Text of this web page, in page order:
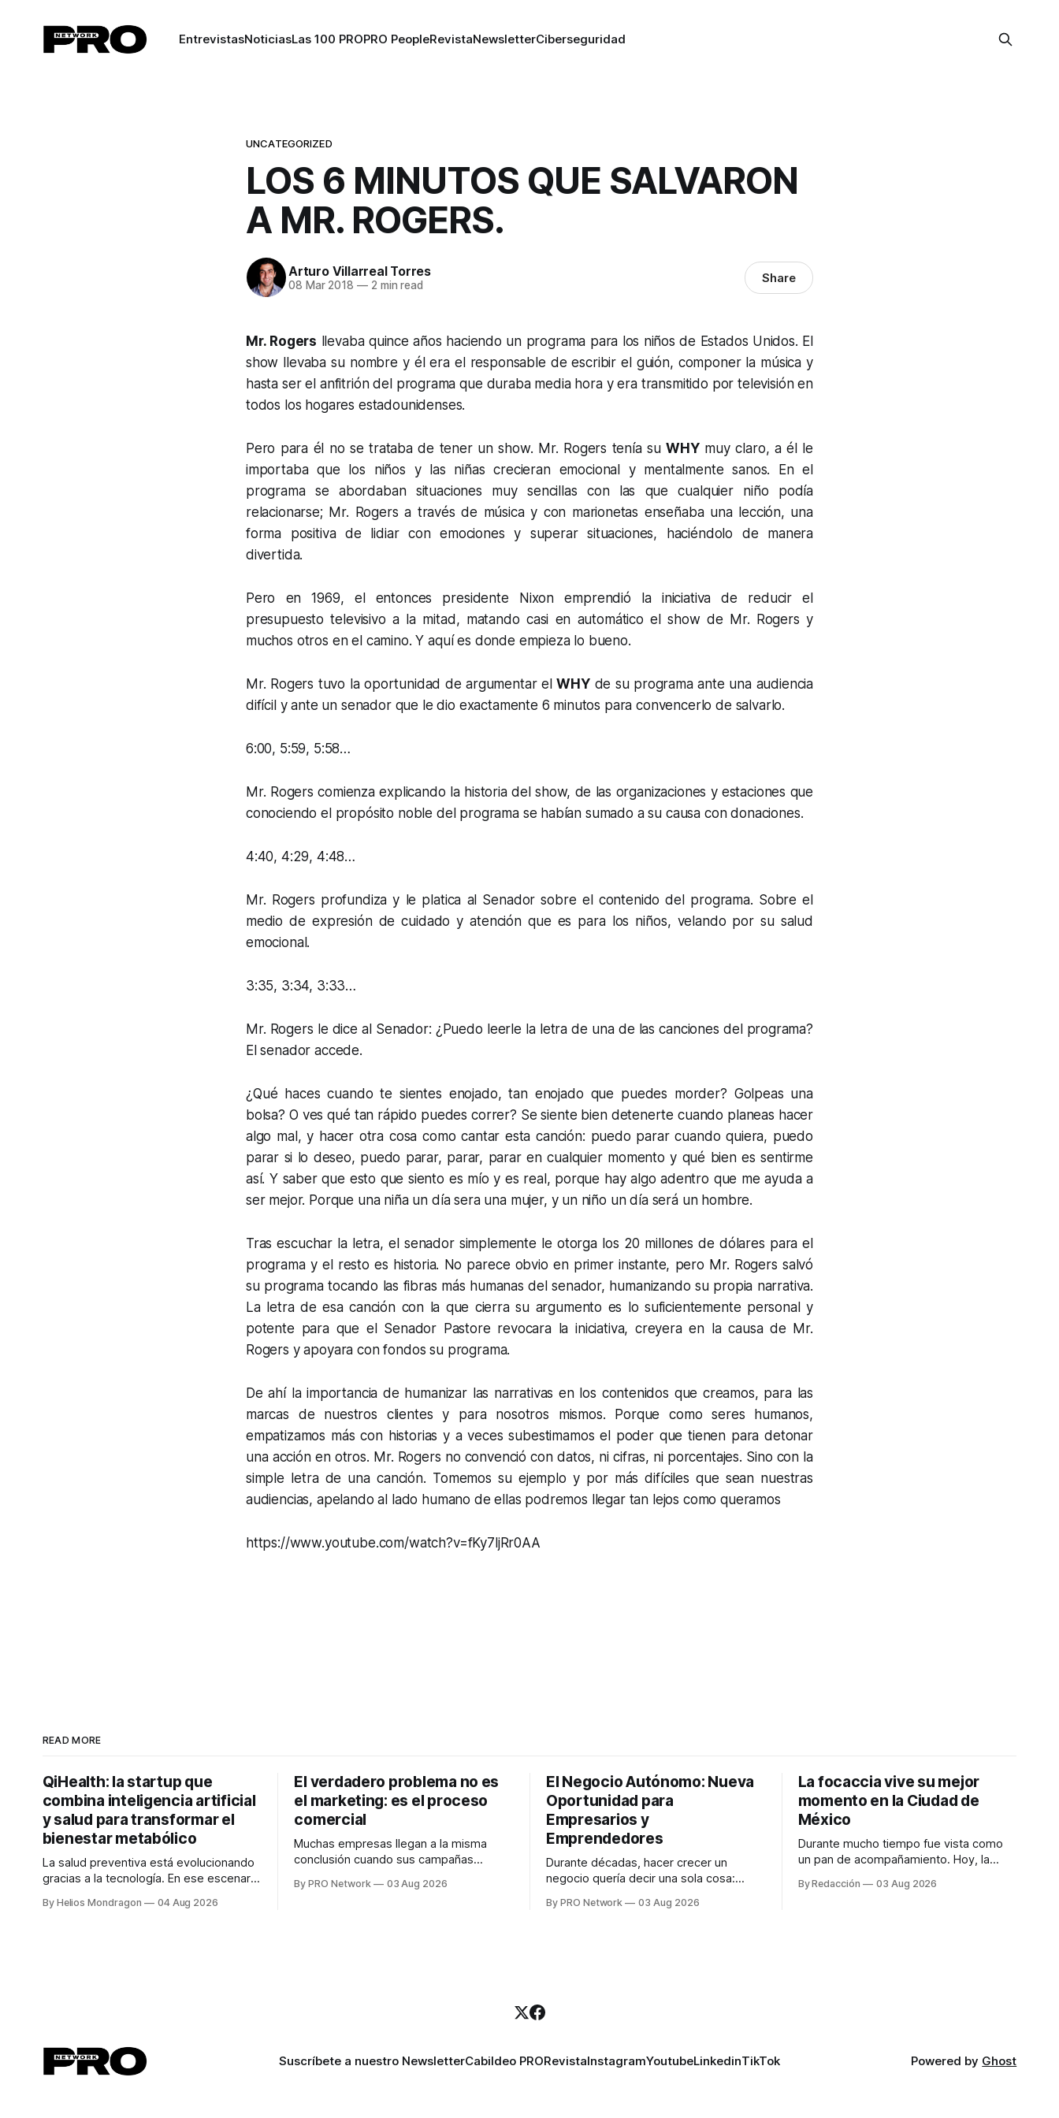
EntrevistasNoticiasLas 100 PROPRO PeopleRevistaNewsletterCiberseguridad
UNCATEGORIZED
LOS 6 MINUTOS QUE SALVARON
A MR. ROGERS.
Arturo Villarreal Torres
08 Mar 2018 —2 min read Share
Mr. Rogers llevaba quince años haciendo un programa para los niños de Estados Unidos. El
show llevaba su nombre y él era el responsable de escribir el guión, componer la música y
hasta ser el anfitrión del programa que duraba media hora y era transmitido por televisión en
todos los hogares estadounidenses.
Pero para él no se trataba de tener un show. Mr. Rogers tenía suWHYmuy claro, a él le
importaba que los niños y las niñas crecieran emocional y mentalmente sanos. En el
programa se abordaban situaciones muy sencillas con las que cualquier niño podía
relacionarse; Mr. Rogers a través de música y con marionetas enseñaba una lección, una
forma positiva de lidiar con emociones y superar situaciones, haciéndolo de manera
divertida.
Pero en 1969, el entonces presidente Nixon emprendió la iniciativa de reducir el
presupuesto televisivo a la mitad, matando casi en automático el show de Mr. Rogers y
muchos otros en el camino. Y aquí es donde empieza lo bueno.
Mr. Rogers tuvo la oportunidad de argumentar elWHYde su programa ante una audiencia
difícil y ante un senador que le dio exactamente 6 minutos para convencerlo de salvarlo.
6:00, 5:59, 5:58…
Mr. Rogers comienza explicando la historia del show, de las organizaciones y estaciones que
conociendo el propósito noble del programa se habían sumado a su causa con donaciones.
4:40, 4:29, 4:48…
Mr. Rogers profundiza y le platica al Senador sobre el contenido del programa. Sobre el
medio de expresión de cuidado y atención que es para los niños, velando por su salud
emocional.
3:35, 3:34, 3:33…
Mr. Rogers le dice al Senador: ¿Puedo leerle la letra de una de las canciones del programa?
El senador accede.
¿Qué haces cuando te sientes enojado, tan enojado que puedes morder? Golpeas una
bolsa? O ves qué tan rápido puedes correr? Se siente bien detenerte cuando planeas hacer
algo mal, y hacer otra cosa como cantar esta canción: puedo parar cuando quiera, puedo
parar si lo deseo, puedo parar, parar, parar en cualquier momento y qué bien es sentirme
así. Y saber que esto que siento es mío y es real, porque hay algo adentro que me ayuda a
ser mejor. Porque una niña un día sera una mujer, y un niño un día será un hombre.
Tras escuchar la letra, el senador simplemente le otorga los 20 millones de dólares para el
programa y el resto es historia. No parece obvio en primer instante, pero Mr. Rogers salvó
su programa tocando las fibras más humanas del senador, humanizando su propia narrativa.
La letra de esa canción con la que cierra su argumento es lo suficientemente personal y
potente para que el Senador Pastore revocara la iniciativa, creyera en la causa de Mr.
Rogers y apoyara con fondos su programa.
De ahí la importancia de humanizar las narrativas en los contenidos que creamos, para las
marcas de nuestros clientes y para nosotros mismos. Porque como seres humanos,
empatizamos más con historias y a veces subestimamos el poder que tienen para detonar
una acción en otros. Mr. Rogers no convenció con datos, ni cifras, ni porcentajes. Sino con la
simple letra de una canción. Tomemos su ejemplo y por más difíciles que sean nuestras
audiencias, apelando al lado humano de ellas podremos llegar tan lejos como queramos
https://www.youtube.com/watch?v=fKy7ljRr0AA
READ MORE
QiHealth: la startup que
combina inteligencia artificial
y salud para transformar el
bienestar metabólico
La salud preventiva está evolucionando
gracias a la tecnología. En ese escenario
desarrolla un ecosistema digital capaz
By Helios Mondragon 04 Aug 2026
El verdadero problema no es
el marketing: es el proceso
comercial
Muchas empresas llegan a la misma
conclusión cuando sus campañas
marketing no funciona". Sin embargo,
By PRO Network 03 Aug 2026
El Negocio Autónomo: Nueva
Oportunidad para
Empresarios y
Emprendedores
Durante décadas, hacer crecer un
negocio quería decir una sola cosa:
anuncios, un especialista en marketing
By PRO Network 03 Aug 2026
La focaccia vive su mejor
momento en la Ciudad de
México
Durante mucho tiempo fue vista como
un pan de acompañamiento. Hoy, la
platillos favoritos de quienes buscan
By Redacción 03 Aug 2026
Suscríbete a nuestro NewsletterCabildeo PRORevistaInstagramYoutubeLinkedinTikTok Powered by Ghost